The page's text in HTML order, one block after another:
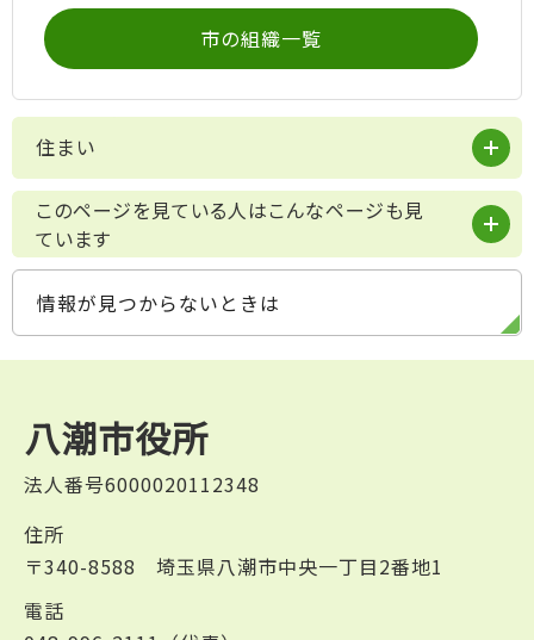
市の組織一覧
住まい
このページを見ている人はこんなページも見
ています
情報が見つからないときは
八潮市役所
法人番号6000020112348
住所
〒340-8588 埼玉県八潮市中央一丁目2番地1
電話